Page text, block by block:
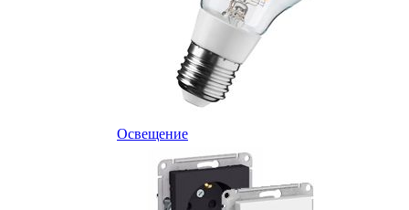
Освещение